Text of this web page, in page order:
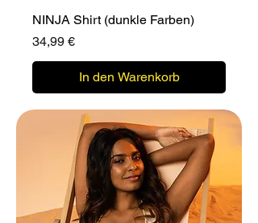
NINJA Shirt (dunkle Farben)
Preis
34,99 €
In den Warenkorb